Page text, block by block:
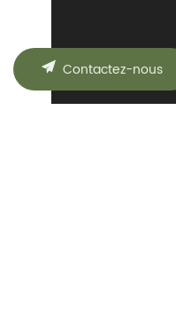
Contactez-nous